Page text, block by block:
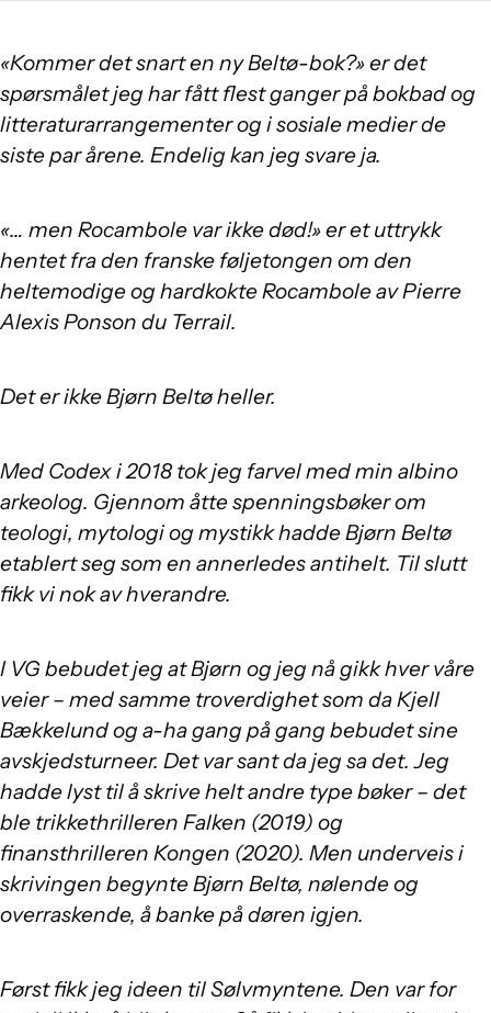
«Kommer det snart en ny Beltø-bok?» er det
spørsmålet jeg har fått flest ganger på bokbad og
litteraturarrangementer og i sosiale medier de
siste par årene. Endelig kan jeg svare ja.
«… men Rocambole var ikke død!» er et uttrykk
hentet fra den franske føljetongen om den
heltemodige og hardkokte Rocambole av Pierre
Alexis Ponson du Terrail.
Det er ikke Bjørn Beltø heller.
Med Codex i 2018 tok jeg farvel med min albino
arkeolog. Gjennom åtte spenningsbøker om
teologi, mytologi og mystikk hadde Bjørn Beltø
etablert seg som en annerledes antihelt. Til slutt
fikk vi nok av hverandre.
I VG bebudet jeg at Bjørn og jeg nå gikk hver våre
veier – med samme troverdighet som da Kjell
Bækkelund og a-ha gang på gang bebudet sine
avskjedsturneer. Det var sant da jeg sa det. Jeg
hadde lyst til å skrive helt andre type bøker – det
ble trikkethrilleren Falken (2019) og
finansthrilleren Kongen (2020). Men underveis i
skrivingen begynte Bjørn Beltø, nølende og
overraskende, å banke på døren igjen.
Først fikk jeg ideen til Sølvmyntene. Den var for